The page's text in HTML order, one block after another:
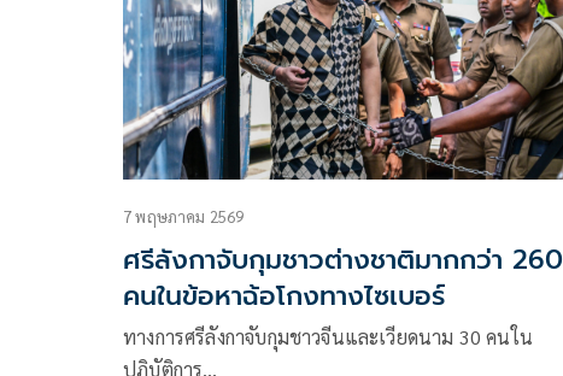
7 พฤษภาคม 2569
ศรีลังกาจับกุมชาวต่างชาติมากกว่า 260
คนในข้อหาฉ้อโกงทางไซเบอร์
ทางการศรีลังกาจับกุมชาวจีนและเวียดนาม 30 คนใน
ปฏิบัติการ…